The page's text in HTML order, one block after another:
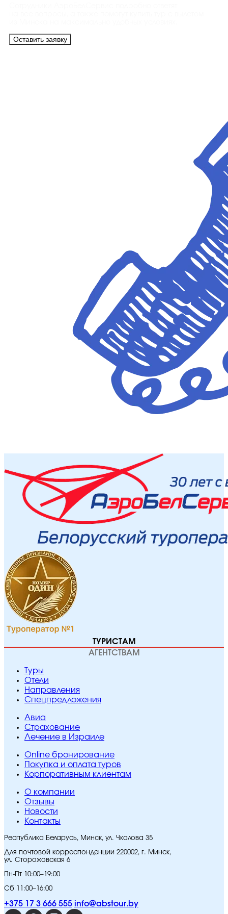
Оставить заявку
ТУРИСТАМ
АГЕНТСТВАМ
Туры
Отели
Направления
Спецпредложения
Авиа
Страхование
Лечение в Израиле
Online бронирование
Покупка и оплата туров
Корпоративным клиентам
O компании
Отзывы
Новости
Контакты
Республика Беларусь, Минск, ул. Чкалова 35
Для почтовой корреспонденции 220002, г. Минск,
ул. Сторожовская 6
Пн-Пт 10:00–19:00
Сб 11:00–16:00
+375 17 3 666 555 info@abstour.by